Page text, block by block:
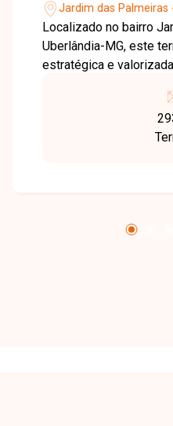
Jardim das Palmeiras
Localizado no bairro
Uberlândia-MG, este
estratégica e
pela infraestrutura
comércios, serviços e
mobilidade urbana,
Vargas, o que amplia